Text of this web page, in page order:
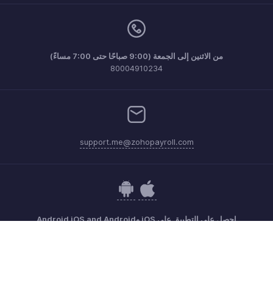
من الاثنين إلى الجمعة (9:00 صباحًا حتى 7:00 مساءً)
80004910234
support.me@zohopayroll.com
احصل على التطبيق على iOS وAndroid iOS and Android